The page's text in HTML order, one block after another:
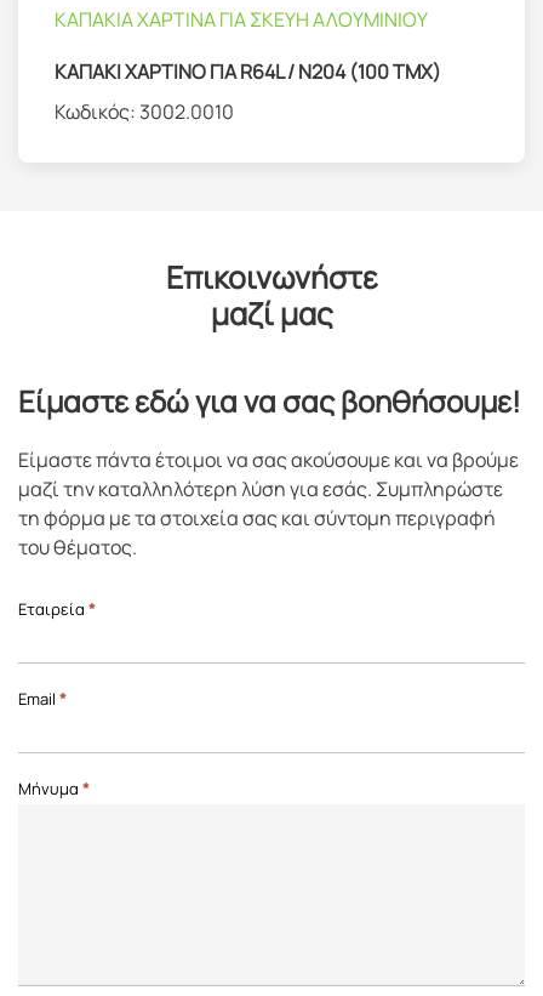
ΚΑΠΑΚΙΑ ΧΑΡΤΙΝΑ ΓΙΑ ΣΚΕΥΗ ΑΛΟΥΜΙΝΙΟΥ
ΚΑΠΑΚΙ ΧΑΡΤΙΝΟ ΓΙΑ R64L / Ν204 (100 TMX)
Κωδικός: 3002.0010
Επικοινωνήστε
μαζί μας
Είμαστε εδώ για να σας βοηθήσουμε!
Είμαστε πάντα έτοιμοι να σας ακούσουμε και να βρούμε
μαζί την καταλληλότερη λύση για εσάς. Συμπληρώστε
τη φόρμα με τα στοιχεία σας και σύντομη περιγραφή
του θέματος.
Επικοινωνία
Page
Εταιρεία *
Email *
Μήνυμα *